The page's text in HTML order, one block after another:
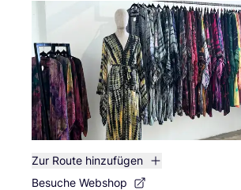
Zur Route hinzufügen
Besuche Webshop